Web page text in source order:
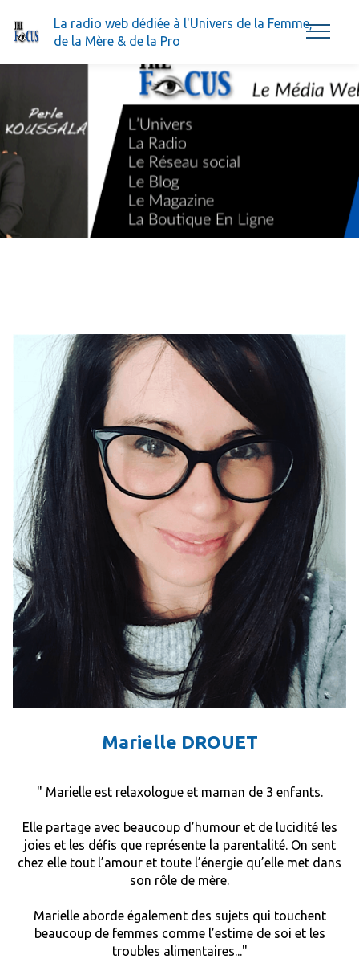
La radio web dédiée à l'Univers de la Femme,
de la Mère & de la Pro
Marielle DROUET
" Marielle est relaxologue et maman de 3 enfants.
Elle partage avec beaucoup d’humour et de lucidité les
joies et les défis que représente la parentalité. On sent
chez elle tout l’amour et toute l’énergie qu’elle met dans
son rôle de mère.
Marielle aborde également des sujets qui touchent
beaucoup de femmes comme l’estime de soi et les
troubles alimentaires..."